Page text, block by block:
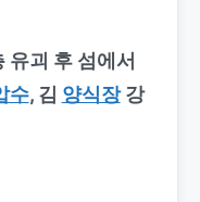
유괴 후 섬에서
수, 김 양식장강